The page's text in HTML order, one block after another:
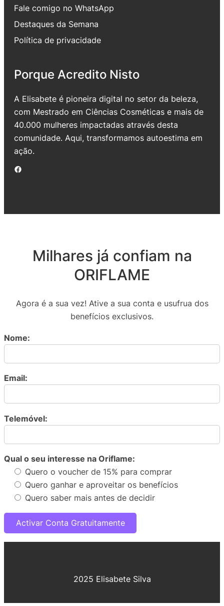
Fale comigo no WhatsApp
Destaques da Semana
Política de privacidade
Porque Acredito Nisto
A Elisabete é pioneira digital no setor da beleza,
com Mestrado em Ciências Cosméticas e mais de
40.000 mulheres impactadas através desta
comunidade. Aqui, transformamos autoestima em
ação.
Facebook
Milhares já confiam na
ORIFLAME
Agora é a sua vez! Ative a sua conta e usufrua dos
benefícios exclusivos.
Nome:
Email:
Telemóvel:
Qual o seu interesse na Oriflame:
Quero o voucher de 15% para comprar
Quero ganhar e aproveitar os benefícios
Quero saber mais antes de decidir
2025 Elisabete Silva